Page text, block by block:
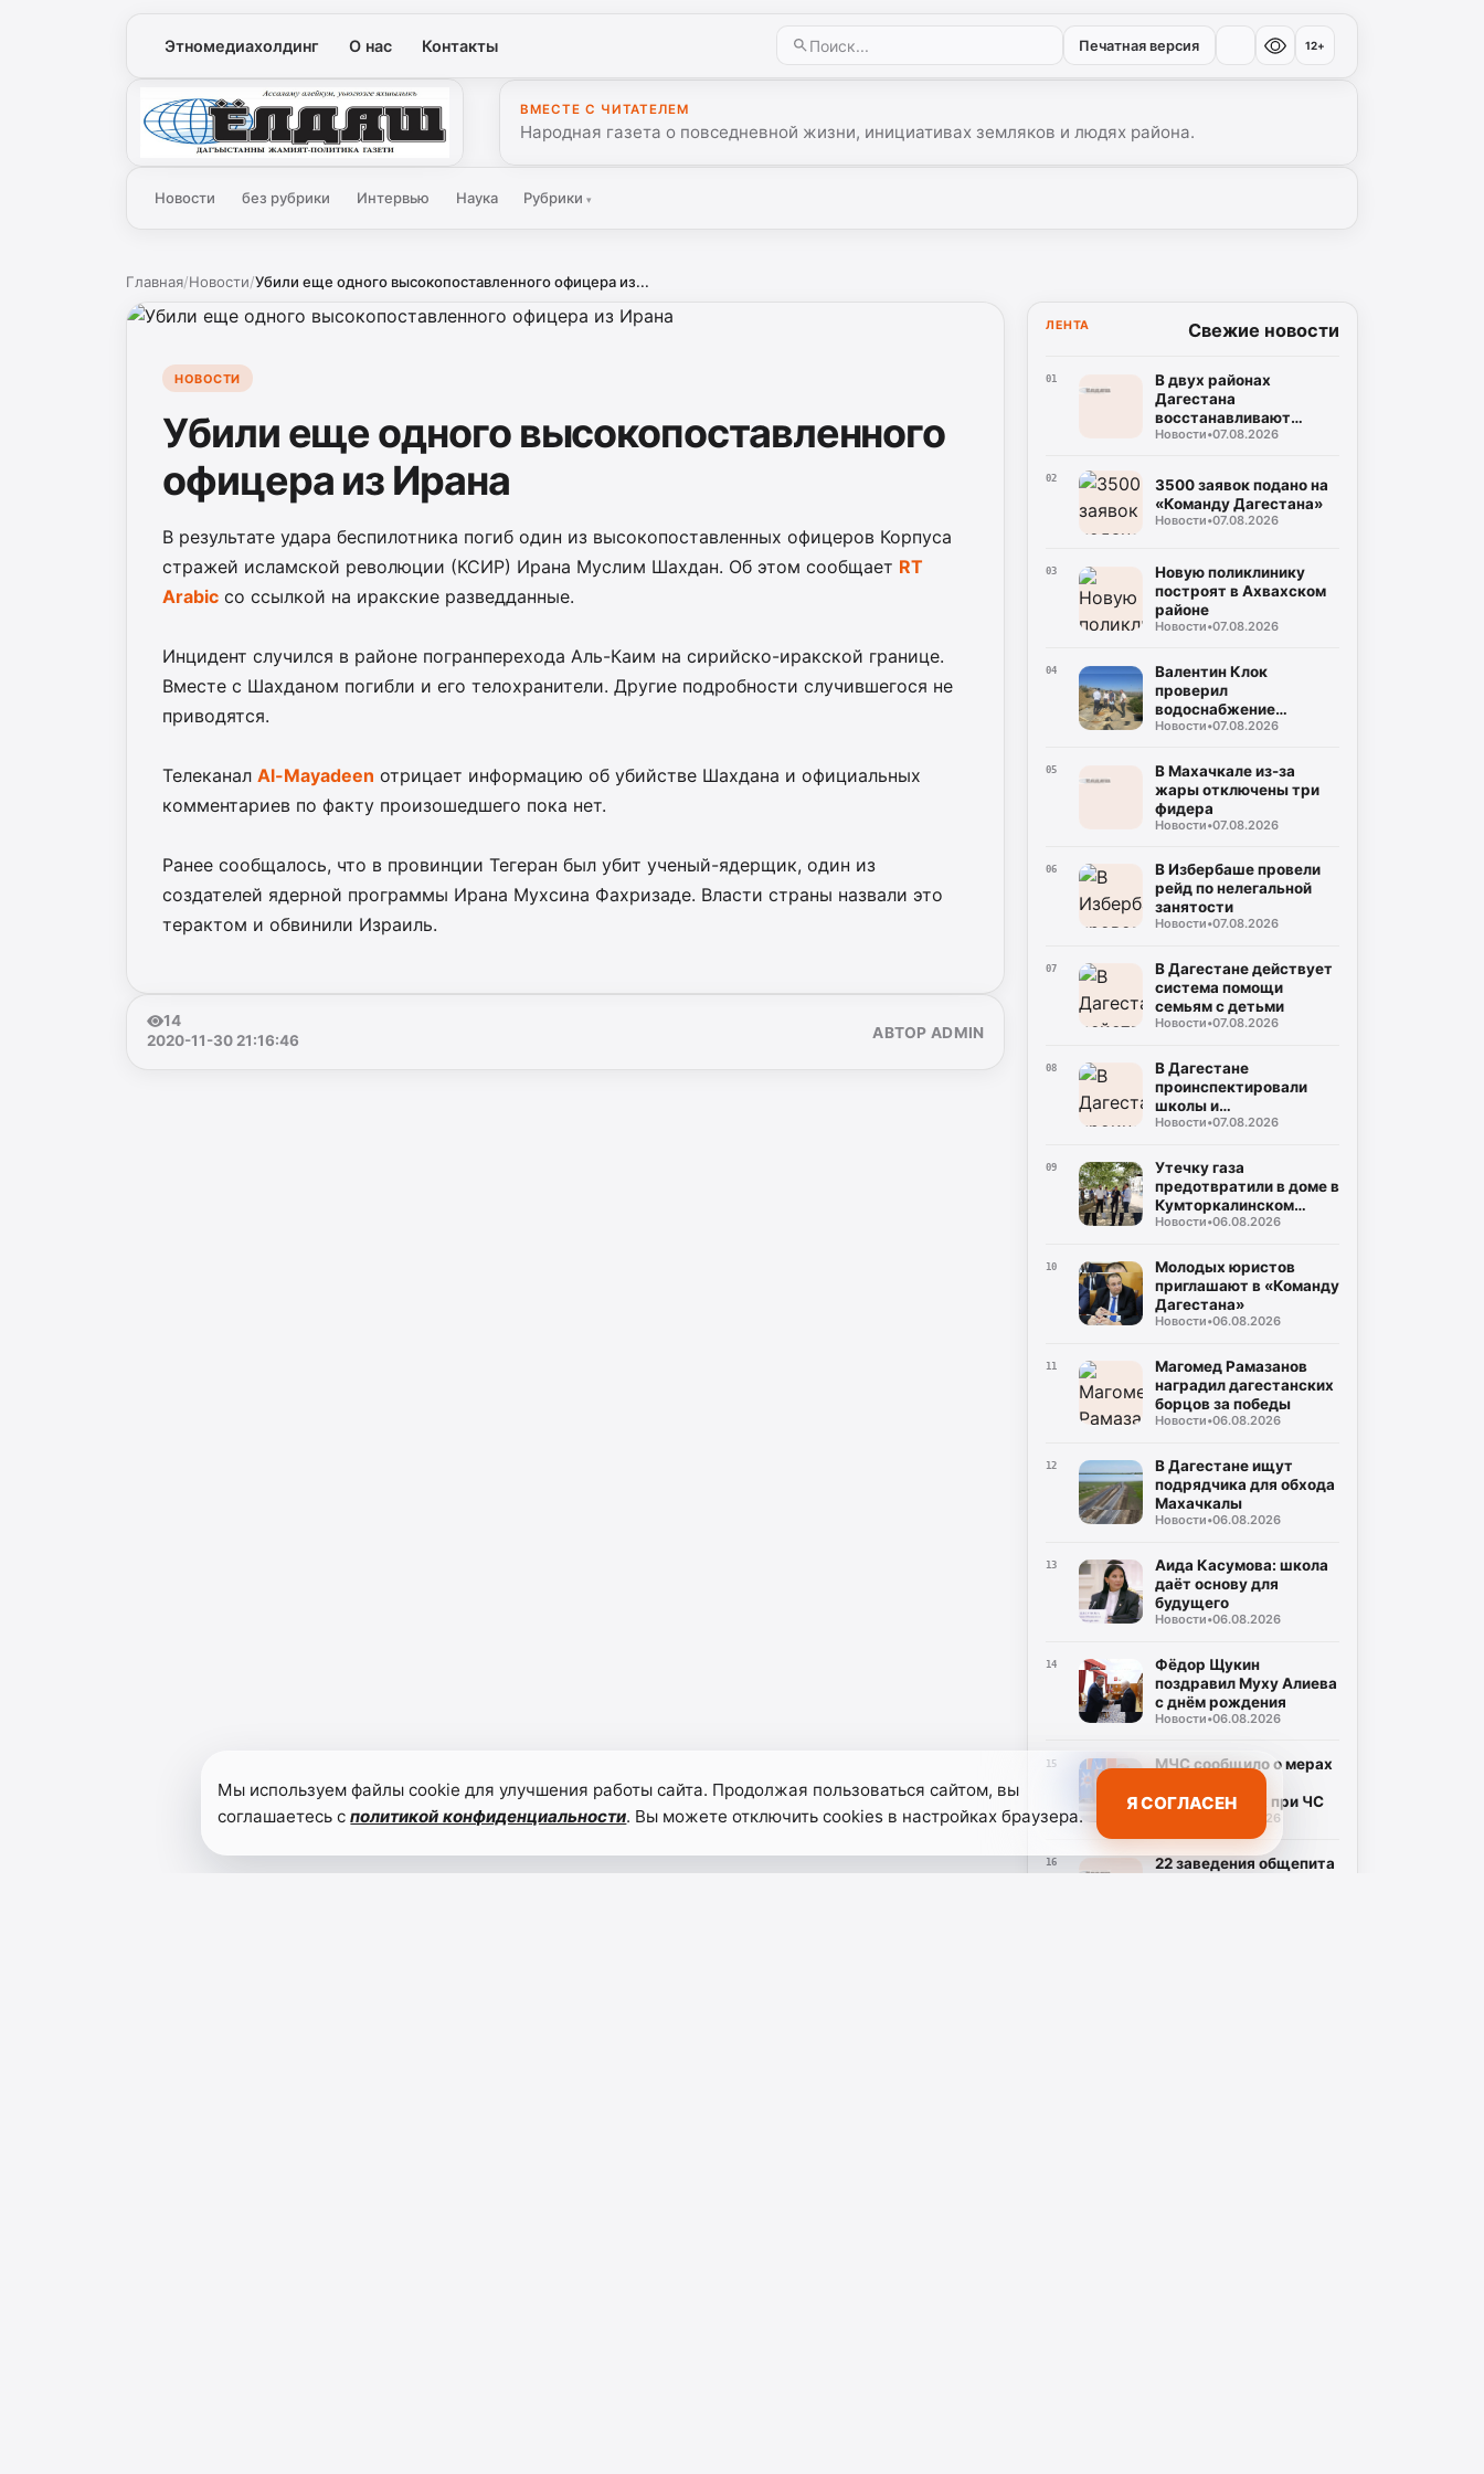
Этномедиахолдинг О нас Контакты Печатная версия 12+
Ёлдаш
ВМЕСТЕ С ЧИТАТЕЛЕМ
Народная газета о повседневной жизни, инициативах земляков и людях района.
Новости без рубрики Интервью Наука Рубрики▾
Главная/Новости/Убили еще одного высокопоставленного офицера из...
НОВОСТИ
Убили еще одного высокопоставленного
офицера из Ирана
В результате удара беспилотника погиб один из высокопоставленных офицеров Корпуса
стражей исламской революции (КСИР) Ирана Муслим Шахдан. Об этом сообщает RT
Arabic со ссылкой на иракские разведданные.
Инцидент случился в районе погранперехода Аль-Каим на сирийско-иракской границе.
Вместе с Шахданом погибли и его телохранители. Другие подробности случившегося не
приводятся.
Телеканал Al-Mayadeen отрицает информацию об убийстве Шахдана и официальных
комментариев по факту произошедшего пока нет.
Ранее сообщалось, что в провинции Тегеран был убит ученый-ядерщик, один из
создателей ядерной программы Ирана Мухсина Фахризаде. Власти страны назвали это
терактом и обвинили Израиль.
14
2020-11-30 21:16:46
АВТОР ADMIN
ЛЕНТА Свежие новости
01
В двух районах
Дагестана
восстанавливают
дороги после ливней
Новости•07.08.2026
02
3500 заявок подано на
«Команду Дагестана»
Новости•07.08.2026
03
Новую поликлинику
построят в Ахвахском
районе
Новости•07.08.2026
04
Валентин Клок
проверил
водоснабжение
Буйнакска
Новости•07.08.2026
05
В Махачкале из-за
жары отключены три
фидера
Новости•07.08.2026
06
В Избербаше провели
рейд по нелегальной
занятости
Новости•07.08.2026
07
В Дагестане действует
система помощи
семьям с детьми
Новости•07.08.2026
08
В Дагестане
проинспектировали
школы и
восстановление дорог
Новости•07.08.2026
09
Утечку газа
предотвратили в доме в
Кумторкалинском
районе
Новости•06.08.2026
10
Молодых юристов
приглашают в «Команду
Дагестана»
Новости•06.08.2026
11
Магомед Рамазанов
наградил дагестанских
борцов за победы
Новости•06.08.2026
12
В Дагестане ищут
подрядчика для обхода
Махачкалы
Новости•06.08.2026
13
Аида Касумова: школа
даёт основу для
будущего
Новости•06.08.2026
14
Фёдор Щукин
поздравил Муху Алиева
с днём рождения
Новости•06.08.2026
15
МЧС сообщило о мерах
пострадавших при ЧС
06.08.2026
16
22 заведения общепита
Мы используем файлы cookie для улучшения работы сайта. Продолжая пользоваться сайтом, вы
соглашаетесь сполитикой конфиденциальности. Вы можете отключить cookies в настройках браузера.
Я СОГЛАСЕН